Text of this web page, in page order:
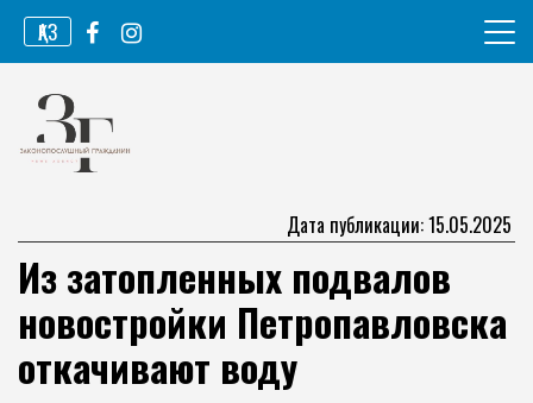
Перейти
содержимому
ҚАЗ
Законопослушный гражданин
Дата публикации: 15.05.2025
Из затопленных подвалов
новостройки Петропавловска
откачивают воду